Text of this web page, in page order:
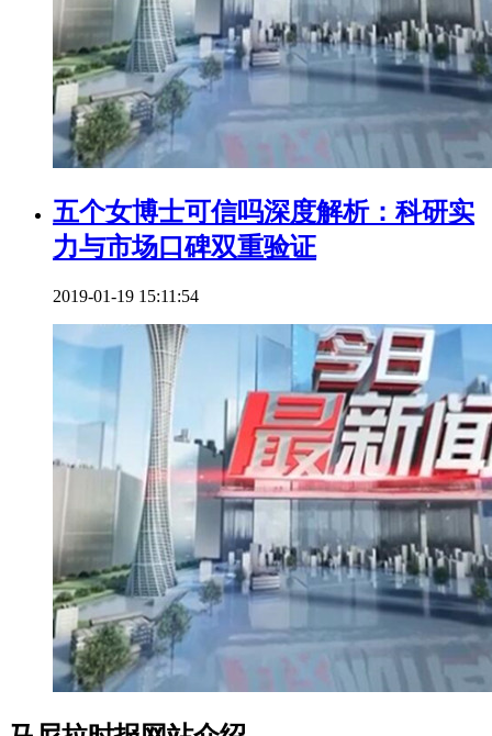
五个女博士可信吗深度解析：科研实
力与市场口碑双重验证
2019-01-19 15:11:54